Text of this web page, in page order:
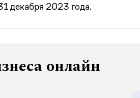
декабря 2023 года.
онлайн